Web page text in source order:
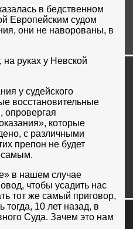
в бедственном
Европейским судом
они не наворованы, в
руках у Невской
у судейского
восстановительные
опровергая
которые
с различными
препон не будет
самым.
в нашем случае
чтобы усадить нас
тот же самый приговор,
10 лет назад, в
Суда. Зачем это нам